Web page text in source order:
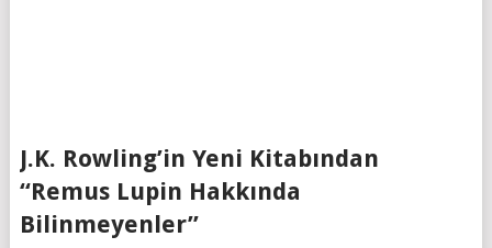
J.K. Rowling’in Yeni Kitabından
“Remus Lupin Hakkında
Bilinmeyenler”